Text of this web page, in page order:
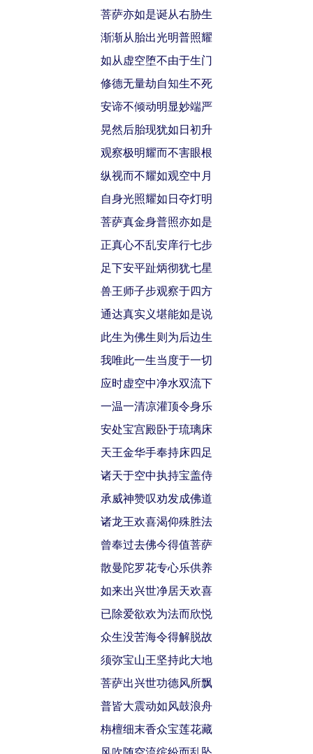
菩萨亦如是诞从右胁生
渐渐从胎出光明普照耀
如从虚空堕不由于生门
修德无量劫自知生不死
安谛不倾动明显妙端严
晃然后胎现犹如日初升
观察极明耀而不害眼根
纵视而不耀如观空中月
自身光照耀如日夺灯明
菩萨真金身普照亦如是
正真心不乱安庠行七步
足下安平趾炳彻犹七星
兽王师子步观察于四方
通达真实义堪能如是说
此生为佛生则为后边生
我唯此一生当度于一切
应时虚空中净水双流下
一温一清凉灌顶令身乐
安处宝宫殿卧于琉璃床
天王金华手奉持床四足
诸天于空中执持宝盖侍
承威神赞叹劝发成佛道
诸龙王欢喜渴仰殊胜法
曾奉过去佛今得值菩萨
散曼陀罗花专心乐供养
如来出兴世净居天欢喜
已除爱欲欢为法而欣悦
众生没苦海令得解脱故
须弥宝山王坚持此大地
菩萨出兴世功德风所飘
普皆大震动如风鼓浪舟
栴檀细末香众宝莲花藏